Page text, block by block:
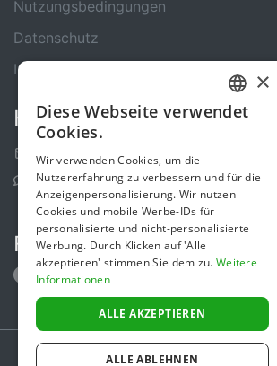
Nutzungsbedingungen
Datenschutz
Impressum
Kontakt
Kontakt-Formular
Support Center
Folge uns
Secure payments powered by
GERMAN
×
Diese Webseite verwendet
Cookies.
Wir verwenden Cookies, um die
Nutzererfahrung zu verbessern und für die
Anzeigenpersonalisierung. Wir nutzen
Cookies und mobile Werbe-IDs für
personalisierte und nicht-personalisierte
Werbung. Durch Klicken auf 'Alle
akzeptieren' stimmen Sie dem zu. Weitere
Informationen
ALLE AKZEPTIEREN
ALLE ABLEHNEN